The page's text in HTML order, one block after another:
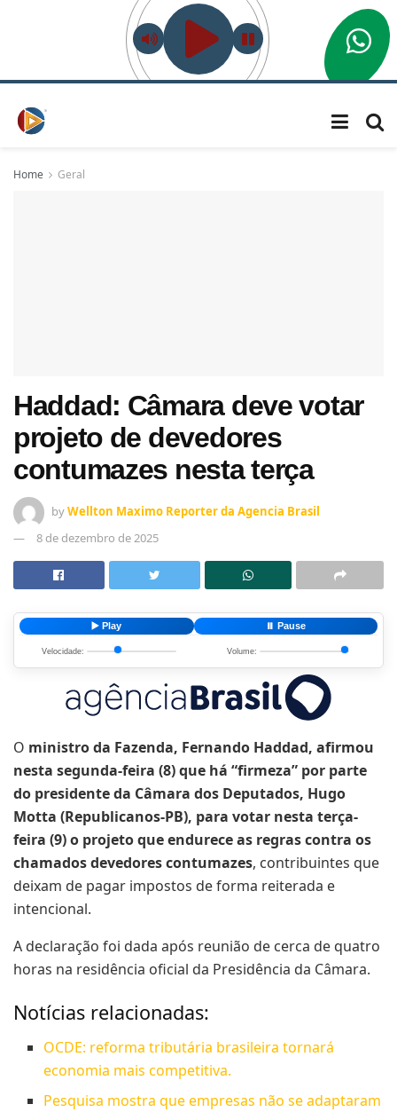
Home Geral
Haddad: Câmara deve votar
projeto de devedores
contumazes nesta terça
byWellton Maximo Reporter da Agencia Brasil
8 de dezembro de 2025
▶️ Play ⏸️ Pause
Velocidade: Volume:
O ministro da Fazenda, Fernando Haddad, afirmou
nesta segunda-feira (8) que há “firmeza” por parte
do presidente da Câmara dos Deputados, Hugo
Motta (Republicanos-PB), para votar nesta terça-
feira (9) o projeto que endurece as regras contra os
chamados devedores contumazes, contribuintes que
deixam de pagar impostos de forma reiterada e
intencional.
A declaração foi dada após reunião de cerca de quatro
horas na residência oficial da Presidência da Câmara.
Notícias relacionadas:
OCDE: reforma tributária brasileira tornará
economia mais competitiva.
Pesquisa mostra que empresas não se adaptaram